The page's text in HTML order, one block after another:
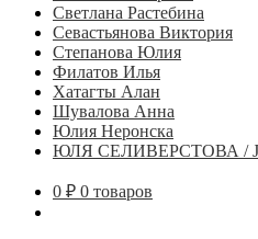
Светлана Растебина
Севастьянова Виктория
Степанова Юлия
Филатов Илья
Хатагты Алан
Шувалова Анна
Юлия Неронска
ЮЛЯ СЕЛИВЕРСТОВА /
0 ₽ 0 товаров